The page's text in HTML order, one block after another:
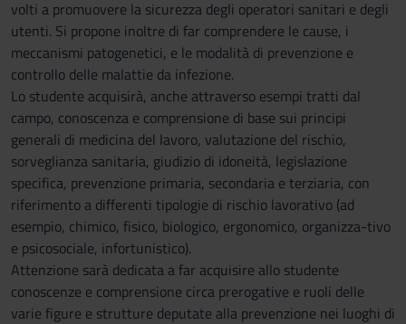
volti a promuovere la sicurezza degli operatori sanitari e degli
utenti. Si propone inoltre di far comprendere le cause, i
meccanismi patogenetici, e le modalità di prevenzione e
controllo delle malattie da infezione.
Lo studente acquisirà, anche attraverso esempi tratti dal
campo, conoscenza e comprensione di base sui principi
generali di medicina del lavoro, valutazione del rischio,
sorveglianza sanitaria, giudizio di idoneità, legislazione
specifica, prevenzione primaria, secondaria e terziaria, con
riferimento a differenti tipologie di rischio lavorativo (ad
esempio, chimico, fisico, biologico, ergonomico, organizza-tivo
e psicosociale, infortunistico).
Attenzione sarà dedicata a far acquisire allo studente
conoscenze e comprensione circa prerogative e ruoli delle
varie figure e strutture deputate alla prevenzione nei luoghi di